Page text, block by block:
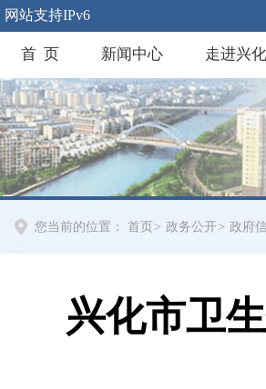
网站支持IPv6
首 页 新闻中心 走进兴化
您当前的位置： 首页 > 政务公开> 政府
兴化市卫